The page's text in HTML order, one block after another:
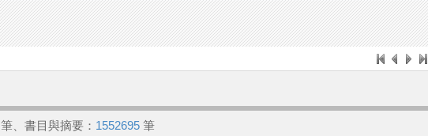
筆、書目與摘要： 1552695 筆